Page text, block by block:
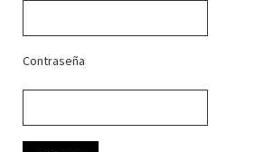
Contraseña